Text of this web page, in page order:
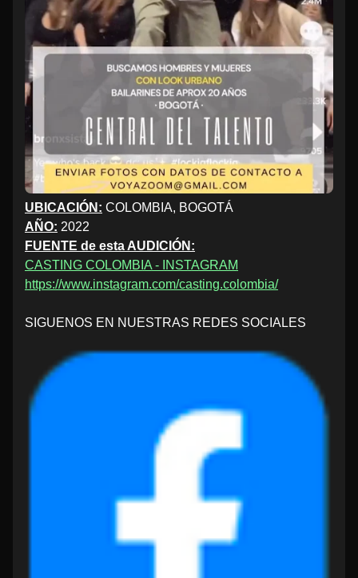
UBICACIÓN: COLOMBIA, BOGOTÁ
AÑO: 2022
FUENTE de esta AUDICIÓN:
CASTING COLOMBIA - INSTAGRAM
https://www.instagram.com/casting.colombia/
SIGUENOS EN NUESTRAS REDES SOCIALES